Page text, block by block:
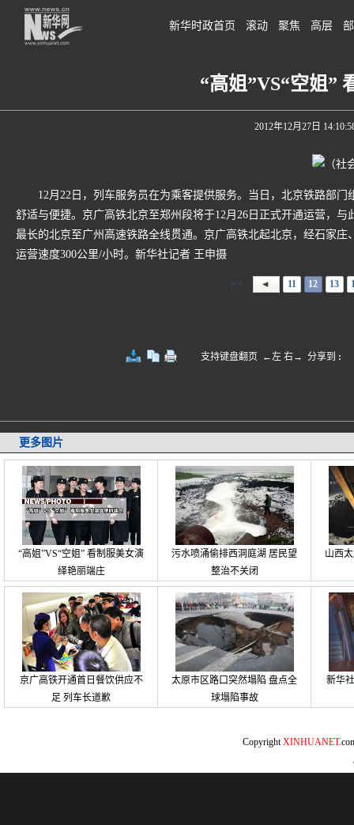
新华时政首页 滚动 聚焦 高层
“高姐”VS“空姐”
2012年12月27日
12月22日，列车服务员在为乘客提供服务。当日，北京铁路部门
舒适与便捷。京广高铁北京至郑州段将于12月26日正式开通运营，
最长的北京至广州高速铁路全线贯通。京广高铁北起北京，经石家
运营速度300公里/小时。新华社记者 王申摄
|<< 11 12 13
支持键盘翻页 ←左 右→ 分享到 :
更多图片
“高姐”VS“空姐” 看制服美女演
绎艳丽端庄
污水喷涌偷排西洞庭湖 居民望
整治不关闭
山西
京广高铁开通首日餐饮供应不
足 列车长道歉
太原市区路口突然塌陷 盘点全
球塌陷事故
新华
CopyrightXINHUANET